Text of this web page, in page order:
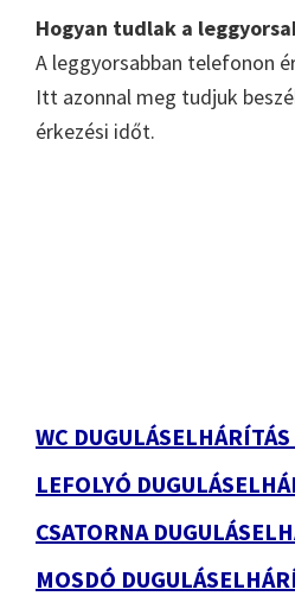
Hogyan tudlak a
A leggyorsabban telefonon
Itt azonnal meg tudjuk
érkezési időt.
WC
LEFOLYÓ
CSATORNA
MOSDÓ